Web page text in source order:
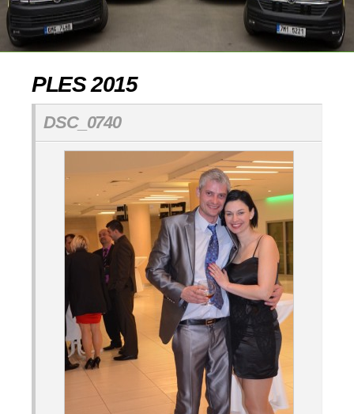
PLES 2015
DSC_0740